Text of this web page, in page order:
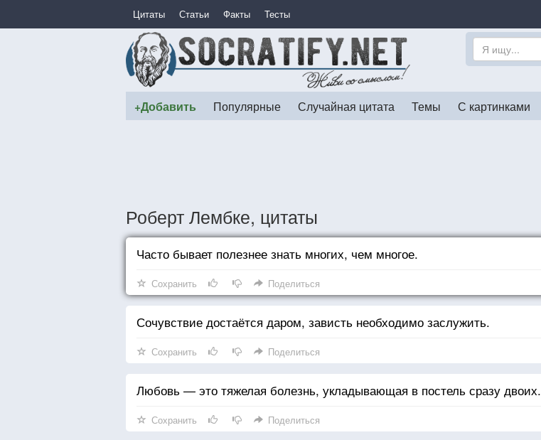
Цитаты Статьи Факты Тесты
+Добавить Популярные Случайная цитата Темы С картинками
Роберт Лембке, цитаты
Часто бывает полезнее знать многих, чем многое.
Сохранить Поделиться
Сочувствие достаётся даром, зависть необходимо заслужить.
Сохранить Поделиться
Любовь — это тяжелая болезнь, укладывающая в постель сразу двоих.
Сохранить Поделиться